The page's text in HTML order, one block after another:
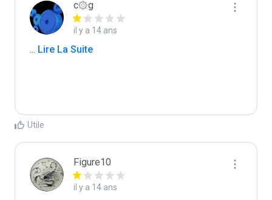
c۞g
il y a 14 ans
... Lire La Suite
Utile
Figure10
il y a 14 ans